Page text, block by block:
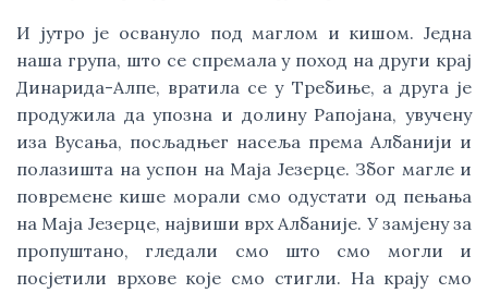
И јутро је освануло под маглом и кишом. Једна
наша група, што се спремала у поход на други крај
Динарида-Алпе, вратила се у Требиње, а друга је
продужила да упозна и долину Рапојана, увучену
иза Вусања, посљадњег насеља према Албанији и
полазишта на успон на Маја Језерце. Због магле и
повремене кише морали смо одустати од пењања
на Маја Језерце, највиши врх Албаније. У замјену за
пропуштано, гледали смо што смо могли и
посјетили врхове које смо стигли. На крају смо